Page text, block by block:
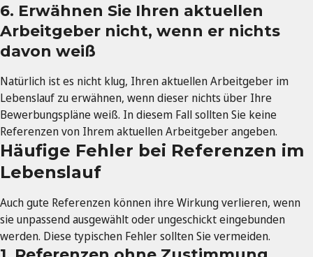
6. Erwähnen Sie Ihren aktuellen
Arbeitgeber nicht, wenn er nichts
davon weiß
Natürlich ist es nicht klug, Ihren aktuellen Arbeitgeber im
Lebenslauf zu erwähnen, wenn dieser nichts über Ihre
Bewerbungspläne weiß. In diesem Fall sollten Sie keine
Referenzen von Ihrem aktuellen Arbeitgeber angeben.
Häufige Fehler bei Referenzen im
Lebenslauf
Auch gute Referenzen können ihre Wirkung verlieren, wenn
sie unpassend ausgewählt oder ungeschickt eingebunden
werden. Diese typischen Fehler sollten Sie vermeiden.